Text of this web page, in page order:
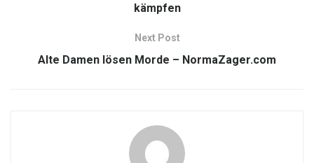
kämpfen
Next Post
Alte Damen lösen Morde – NormaZager.com